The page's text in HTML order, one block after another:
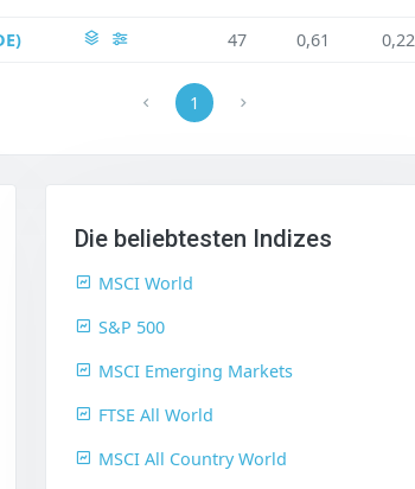
47 0,61 0,22
1
Die beliebtesten Indizes
MSCI World
S&P 500
MSCI Emerging Markets
FTSE All World
MSCI All Country World